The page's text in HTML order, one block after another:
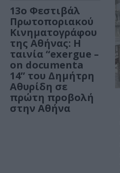
13ο Φεστιβάλ
Πρωτοποριακού
Κινηματογράφου
της Αθήνας: Η
ταινία “exergue –
on documenta
14” του Δημήτρη
Αθυρίδη σε
πρώτη προβολή
στην Αθήνα